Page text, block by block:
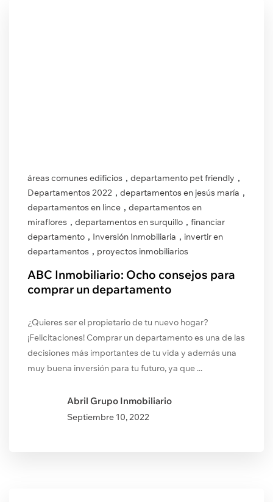
áreas comunes edificios , departamento pet friendly ,
Departamentos 2022 , departamentos en jesús maría ,
departamentos en lince , departamentos en
miraflores , departamentos en surquillo , financiar
departamento , Inversión Inmobiliaria , invertir en
departamentos , proyectos inmobiliarios
ABC Inmobiliario: Ocho consejos para
comprar un departamento
¿Quieres ser el propietario de tu nuevo hogar?
¡Felicitaciones! Comprar un departamento es una de las
decisiones más importantes de tu vida y además una
muy buena inversión para tu futuro, ya que ...
Abril Grupo Inmobiliario
Septiembre 10, 2022